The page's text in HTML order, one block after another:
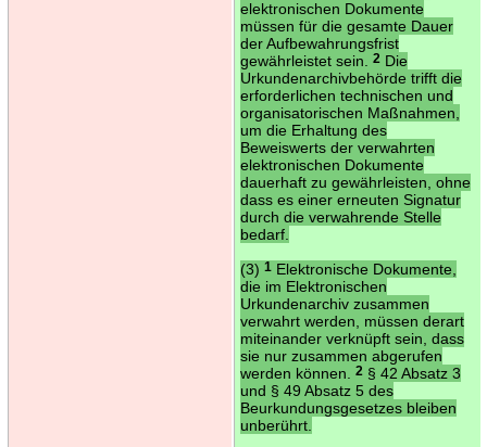
elektronischen Dokumente
müssen für die gesamte Dauer
der Aufbewahrungsfrist
gewährleistet sein.
2Die
Urkundenarchivbehörde trifft die
erforderlichen technischen und
organisatorischen Maßnahmen,
um die Erhaltung des
Beweiswerts der verwahrten
elektronischen Dokumente
dauerhaft zu gewährleisten, ohne
dass es einer erneuten Signatur
durch die verwahrende Stelle
bedarf.
(3) 1Elektronische Dokumente,
die im Elektronischen
Urkundenarchiv zusammen
verwahrt werden, müssen derart
miteinander verknüpft sein, dass
sie nur zusammen abgerufen
werden können.
2§ 42 Absatz 3
und § 49 Absatz 5 des
Beurkundungsgesetzes bleiben
unberührt.